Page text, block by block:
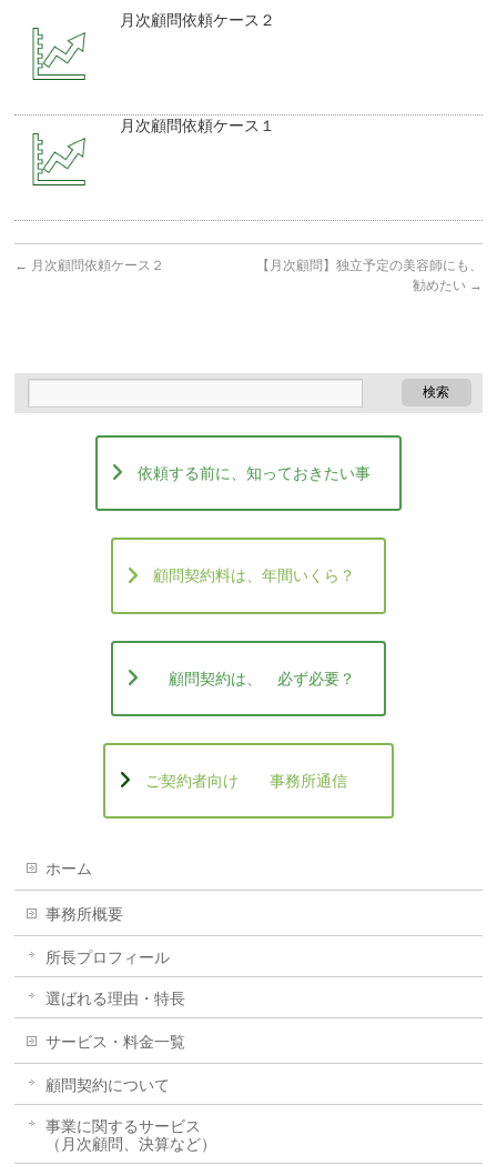
月次顧問依頼ケース２
月次顧問依頼ケース１
← 月次顧問依頼ケース２
【月次顧問】独立予定の美容師にも、
勧めたい →
依頼する前に、知っておきたい事
顧問契約料は、年間いくら？
顧問契約は、 必ず必要？
ご契約者向け 事務所通信
ホーム
事務所概要
所長プロフィール
選ばれる理由・特長
サービス・料金一覧
顧問契約について
事業に関するサービス
（月次顧問、決算など）